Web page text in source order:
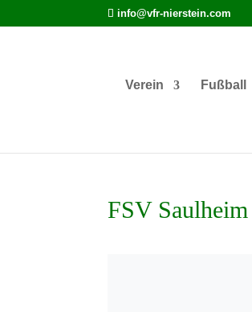
info@vfr-nierstein.com
Verein Fußball
FSV